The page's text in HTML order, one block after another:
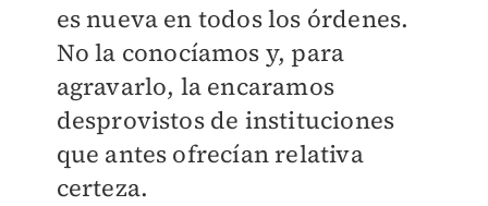
es nueva en todos los órdenes.
No la conocíamos y, para
agravarlo, la encaramos
desprovistos de instituciones
que antes ofrecían relativa
certeza.